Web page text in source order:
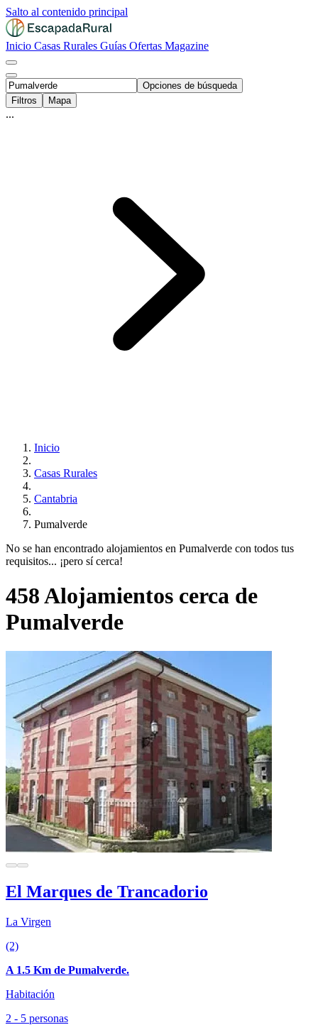
Salto al contenido principal
Inicio Casas Rurales Guías Ofertas Magazine
Opciones de búsqueda
Filtros
Mapa
...
Inicio
Casas Rurales
Cantabria
Pumalverde
No se han encontrado alojamientos en Pumalverde con todos tus
requisitos... ¡pero sí cerca!
458 Alojamientos cerca de
Pumalverde
El Marques de Trancadorio
La Virgen
(2)
A 1.5 Km de Pumalverde.
Habitación
2 - 5 personas